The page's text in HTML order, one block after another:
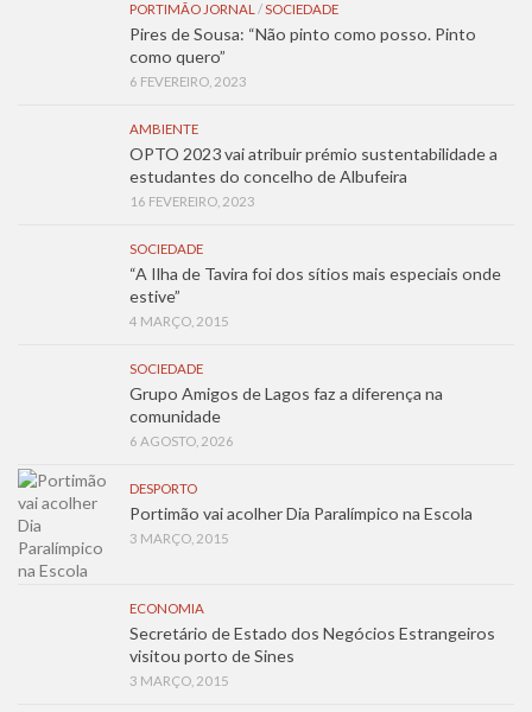
PORTIMÃO JORNAL /SOCIEDADE
Pires de Sousa: “Não pinto como posso. Pinto
como quero”
6 FEVEREIRO, 2023
AMBIENTE
OPTO 2023 vai atribuir prémio sustentabilidade a
estudantes do concelho de Albufeira
16 FEVEREIRO, 2023
SOCIEDADE
“A Ilha de Tavira foi dos sítios mais especiais onde
estive”
4 MARÇO, 2015
SOCIEDADE
Grupo Amigos de Lagos faz a diferença na
comunidade
6 AGOSTO, 2026
DESPORTO
Portimão vai acolher Dia Paralímpico na Escola
3 MARÇO, 2015
ECONOMIA
Secretário de Estado dos Negócios Estrangeiros
visitou porto de Sines
3 MARÇO, 2015